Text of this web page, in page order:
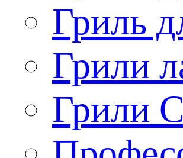
Гриль
Грили
Грили